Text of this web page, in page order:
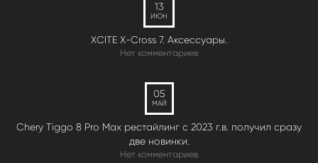
13
ИЮН
XCITE X-Cross 7. Аксессуары.
Нет комментариев
05
МАЙ
Chery Tiggo 8 Pro Max рестайлинг с 2023 г.в. получил сразу
две новинки.
Нет комментариев